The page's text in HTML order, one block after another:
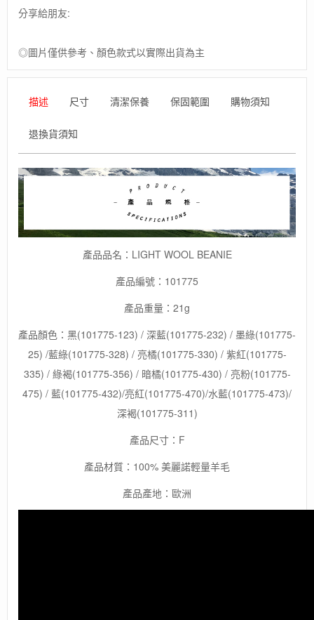
諾
羊
輕
運
登
羊
毛
帽
汗
數
分享給朋友:
◎圖片僅供參考、顏色款式以實際出貨為主
描述 尺寸 清潔保養 保固範圍 購物須知
退換貨須知
產品品名：LIGHT WOOL BEANIE
產品編號：101775
產品重量：21g
產品顏色：黑(101775-123) / 深藍(101775-232) / 墨綠(101775-
25) /藍綠(101775-328) / 亮橘(101775-330) / 紫紅(101775-
335) / 綠褐(101775-356) / 暗橘(101775-430) / 亮粉(101775-
475) / 藍(101775-432)/亮紅(101775-470)/水藍(101775-473)/
深褐(101775-311)
產品尺寸：F
產品材質：100% 美麗諾輕量羊毛
產品產地：歐洲